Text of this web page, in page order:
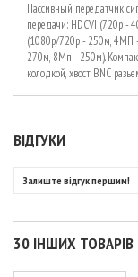
Пассивный передатчик
передачи: HDCVI (720p
(1080р/720p - 250м, 4МП
270м, 8Мп - 250м).
колодкой, хвост BNC
ВІДГУКИ
Залиште відгук першим!
30 ІНШИХ ТОВАРІВ